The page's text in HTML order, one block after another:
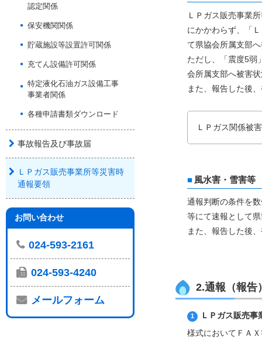
ＬＰガス販売事業
にかかわらず、「
て県協会所属支部
ただし、「震度5弱
会所属支部へ被害
また、報告した後
ＬＰガス関係被
風水害・雪害等
通報判断の条件を
等にて速報として
また、報告した後
2.通報（報告
ＬＰガス販売事
様式においてＦＡ
認定関係
保安機関関係
貯蔵施設等設置許可関係
充てん設備許可関係
特定液化石油ガス設備工事
事業者関係
各種申請書類ダウンロード
事故報告及び事故届
ＬＰガス販売事業所等災害時
通報要領
お問い合わせ
024-593-2161
024-593-4240
メールフォーム